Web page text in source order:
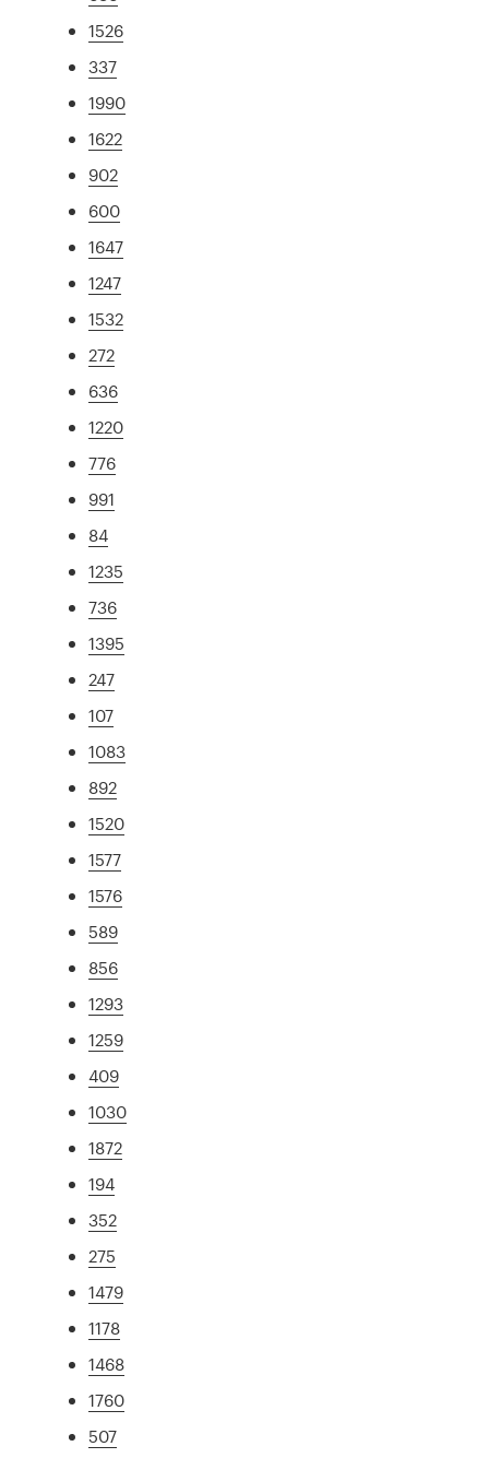
1526
337
1990
1622
902
600
1647
1247
1532
272
636
1220
776
991
84
1235
736
1395
247
107
1083
892
1520
1577
1576
589
856
1293
1259
409
1030
1872
194
352
275
1479
1178
1468
1760
507